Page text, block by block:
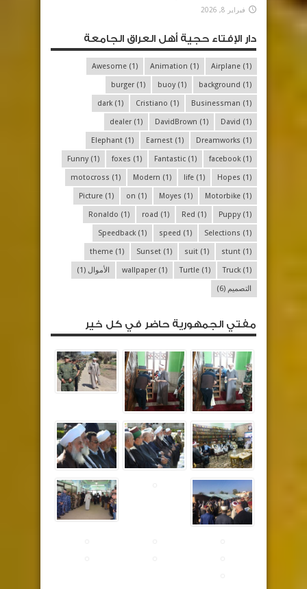
فبراير 8, 2026
دار الإفتاء حجية أهل العراق الجامعة
Airplane (1)
Animation (1)
Awesome (1)
background (1)
buoy(1)
burger (1)
Businessman (1)
Cristiano (1)
dark (1)
David (1)
DavidBrown (1)
dealer (1)
Dreamworks (1)
Earnest (1)
Elephant (1)
facebook (1)
Fantastic (1)
foxes (1)
Funny(1)
Hopes (1)
life (1)
Modern (1)
motocross (1)
Motorbike (1)
Moyes (1)
on (1)
Picture (1)
Puppy(1)
Red (1)
road (1)
Ronaldo (1)
Selections (1)
speed (1)
Speedback (1)
stunt (1)
suit (1)
Sunset (1)
theme (1)
Truck (1)
Turtle (1)
wallpaper (1) الأموال (1)
التصميم (6)
مفتي الجمهورية حاضر في كل خير